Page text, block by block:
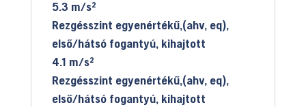
5.3 m/s²
Rezgésszint egyenértékű,(ahv, eq),
első/hátsó fogantyú, kihajtott
4.1 m/s²
Rezgésszint egyenértékű,(ahv, eq),
első/hátsó fogantyú, kihajtott